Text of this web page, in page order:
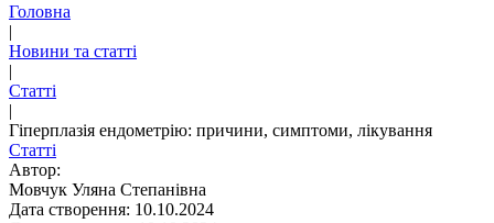
Головна
|
Новини та статті
|
Статті
|
Гіперплазія ендометрію: причини, симптоми, лікування
Статті
Автор:
Мовчук Уляна Степанівна
Дата створення: 10.10.2024